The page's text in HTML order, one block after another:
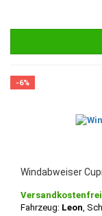
-6%
Windabweiser
Fahrzeug: Leon ,